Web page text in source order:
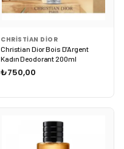
CHRISTIAN DIOR
Christian Dior Bois D’Argent
Kadın Deodorant 200ml
₺750,00